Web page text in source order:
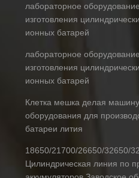
лабораторное
изготовления
ионных батарей
лабораторное
изготовления
ионных батарей
Клетка мешка делая машину
оборудования для
батареи лития
18650/21700/26650/32650/
Цилиндрическая линия по